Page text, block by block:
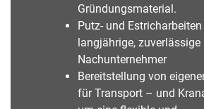
Gründungsmaterial.
Putz- und
langjährige, zuverlässige
Nachunternehmer
Bereitstellung von
für Transport – und